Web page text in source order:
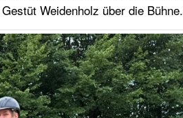
Weidenholz über die Bühne.